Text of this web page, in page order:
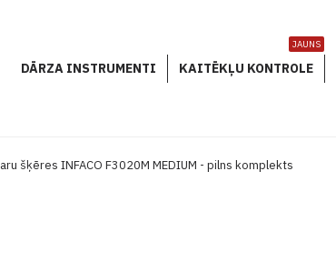
DĀRZA INSTRUMENTI KAITĒKĻU KONTROLE
JAUNS
šķēres INFACO F3020M MEDIUM - pilns komplekts